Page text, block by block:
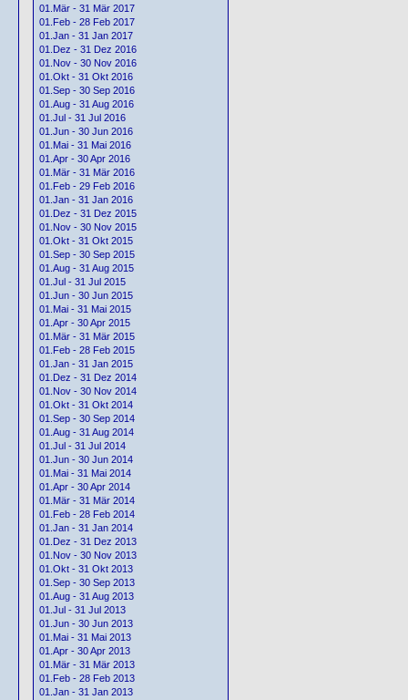
01.Mär - 31 Mär 2017
01.Feb - 28 Feb 2017
01.Jan - 31 Jan 2017
01.Dez - 31 Dez 2016
01.Nov - 30 Nov 2016
01.Okt - 31 Okt 2016
01.Sep - 30 Sep 2016
01.Aug - 31 Aug 2016
01.Jul - 31 Jul 2016
01.Jun - 30 Jun 2016
01.Mai - 31 Mai 2016
01.Apr - 30 Apr 2016
01.Mär - 31 Mär 2016
01.Feb - 29 Feb 2016
01.Jan - 31 Jan 2016
01.Dez - 31 Dez 2015
01.Nov - 30 Nov 2015
01.Okt - 31 Okt 2015
01.Sep - 30 Sep 2015
01.Aug - 31 Aug 2015
01.Jul - 31 Jul 2015
01.Jun - 30 Jun 2015
01.Mai - 31 Mai 2015
01.Apr - 30 Apr 2015
01.Mär - 31 Mär 2015
01.Feb - 28 Feb 2015
01.Jan - 31 Jan 2015
01.Dez - 31 Dez 2014
01.Nov - 30 Nov 2014
01.Okt - 31 Okt 2014
01.Sep - 30 Sep 2014
01.Aug - 31 Aug 2014
01.Jul - 31 Jul 2014
01.Jun - 30 Jun 2014
01.Mai - 31 Mai 2014
01.Apr - 30 Apr 2014
01.Mär - 31 Mär 2014
01.Feb - 28 Feb 2014
01.Jan - 31 Jan 2014
01.Dez - 31 Dez 2013
01.Nov - 30 Nov 2013
01.Okt - 31 Okt 2013
01.Sep - 30 Sep 2013
01.Aug - 31 Aug 2013
01.Jul - 31 Jul 2013
01.Jun - 30 Jun 2013
01.Mai - 31 Mai 2013
01.Apr - 30 Apr 2013
01.Mär - 31 Mär 2013
01.Feb - 28 Feb 2013
01.Jan - 31 Jan 2013